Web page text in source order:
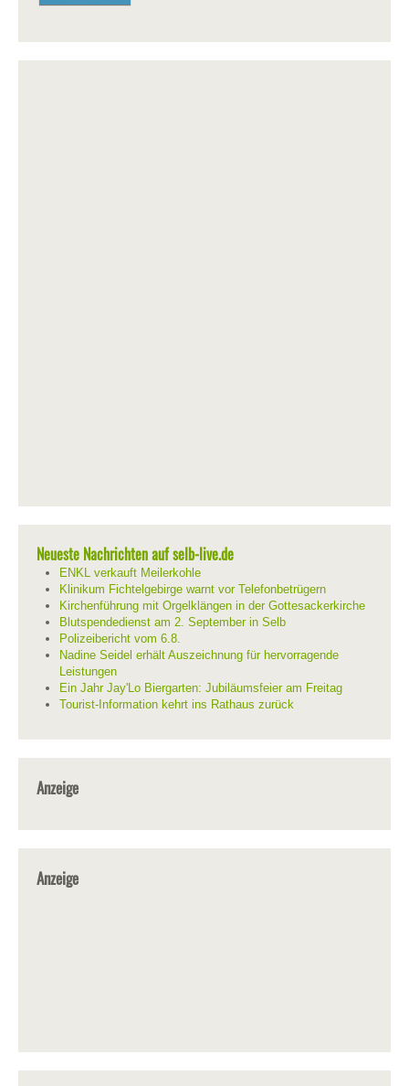
Neueste Nachrichten auf selb-live.de
ENKL verkauft Meilerkohle
Klinikum Fichtelgebirge warnt vor Telefonbetrügern
Kirchenführung mit Orgelklängen in der Gottesackerkirche
Blutspendedienst am 2. September in Selb
Polizeibericht vom 6.8.
Nadine Seidel erhält Auszeichnung für hervorragende
Leistungen
Ein Jahr Jay'Lo Biergarten: Jubiläumsfeier am Freitag
Tourist-Information kehrt ins Rathaus zurück
Anzeige
Anzeige